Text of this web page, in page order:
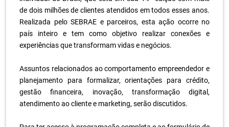
de dois milhões de clientes atendidos em todos esses anos.
Realizada pelo SEBRAE e parceiros, esta ação ocorre no
país inteiro e tem como objetivo realizar conexões e
experiências que transformam vidas e negócios.
Assuntos relacionados ao comportamento empreendedor e
planejamento para formalizar, orientações para crédito,
gestão financeira, inovação, transformação digital,
atendimento ao cliente e marketing, serão discutidos.